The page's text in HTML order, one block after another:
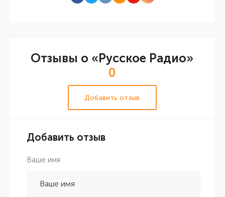
Отзывы о «Русское Радио»
0
Добавить отзыв
Добавить отзыв
Ваше имя